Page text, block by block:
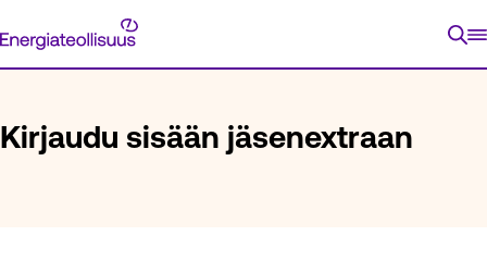
suoraan
Energiateollisuus
ETUSIVU
Kirjaudu sisään jäsenextraan